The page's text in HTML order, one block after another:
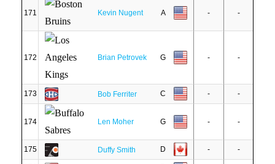
171 Kevin Nugent A - -
172 Brian Petrovek G - -
173 Bob Ferriter C - -
174 Len Moher G - -
175 Duffy Smith D - -